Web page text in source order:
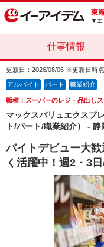
東
▼エ
仕事情報
更新日：2026/08/06 ※更新日時
アルバイト パート 職業紹介
職種：スーパーのレジ・品出し
マックスバリュエクスプ
ト/パート/職業紹介） -
バイトデビュー大
く活躍中！週2・3